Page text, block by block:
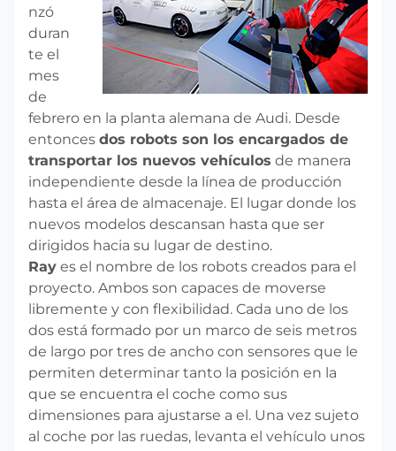
nzó
duran
te el
mes
de
febrero en la planta alemana de Audi. Desde
entonces dos robots son los encargados de
transportar los nuevos vehículos de manera
independiente desde la línea de producción
hasta el área de almacenaje. El lugar donde los
nuevos modelos descansan hasta que ser
dirigidos hacia su lugar de destino.
Ray es el nombre de los robots creados para el
proyecto. Ambos son capaces de moverse
libremente y con flexibilidad. Cada uno de los
dos está formado por un marco de seis metros
de largo por tres de ancho con sensores que le
permiten determinar tanto la posición en la
que se encuentra el coche como sus
dimensiones para ajustarse a el. Una vez sujeto
al coche por las ruedas, levanta el vehículo unos